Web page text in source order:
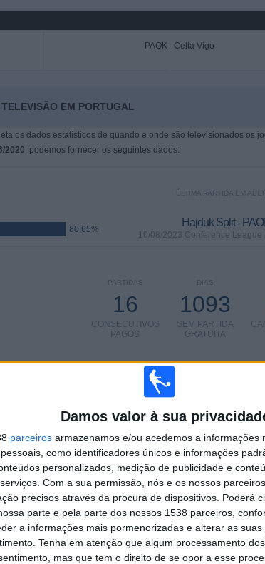
Damos valor à sua
parceiros armazenamos e/ou acedemos a informações
como identificadores únicos e informações
personalizados, medição de publicidade e
Com a sua permissão, nós e os nossos
precisos através da procura de dispositivos. Poderá
parte e pela parte dos nossos 1538 parceiros,
a informações mais pormenorizadas e alterar as
Tenha em atenção que algum processamento
mas que tem o direito de se opor a esse
PAOK Celta Vigo
EM PORTUGAL
os dados estatísticos de quando e onde são televisionados os
2020, podemos fornecer os seguintes dados:
80,65%
ÚLTIMA PARTIDA EM
Hajduk Split -
10/08/2023 Conference League
DIAS
1093
SEM PARTIDA
GRATUITA
PARTIDAS
16
CONSECUTIVOS
PAGOS
MÁXIMO
2
VS Krasnodar
TOTAL
4
RANKING POR COMPETIÇÕES
Europa League
13 (41,94%)
Conference League
12 (38,71%)
Champions League
4 (12,9%)